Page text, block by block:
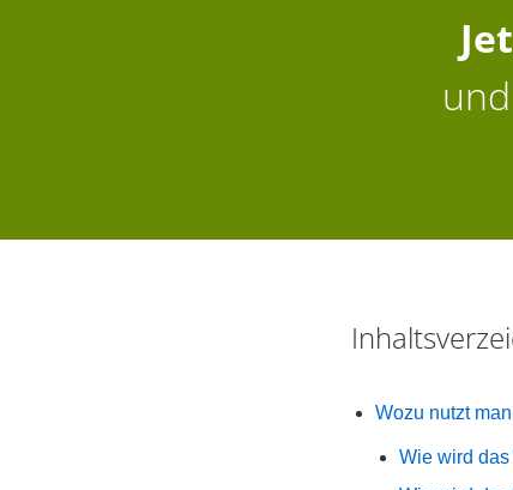
Wozu nutzt
Wie wird